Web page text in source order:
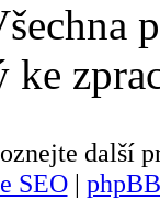
ke
další
SEO|